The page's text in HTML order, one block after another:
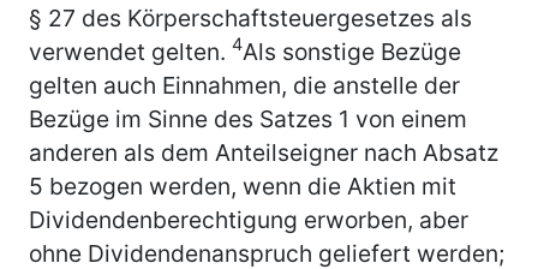
§ 27 des Körperschaftsteuergesetzes als
verwendet gelten. 4Als sonstige Bezüge
gelten auch Einnahmen, die anstelle der
Bezüge im Sinne des Satzes 1 von einem
anderen als dem Anteilseigner nach Absatz
5 bezogen werden, wenn die Aktien mit
Dividendenberechtigung erworben, aber
ohne Dividendenanspruch geliefert werden;